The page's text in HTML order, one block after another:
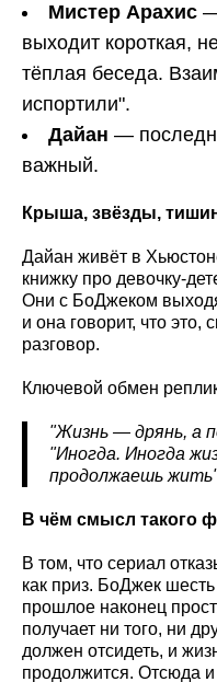
Мистер Арахис
выходит короткая,
тёплая беседа.
испортили".
Дайан —
важный.
Крыша, звёзды,
Дайан живёт в
книжку про девочку-
Они с БоДжеком
и она говорит, что это,
разговор.
Ключевой обмен
"Жизнь — дрянь, а
"Иногда. Иногда
продолжаешь
В чём смысл такого
В том, что сериал
как приз. БоДжек
прошлое наконец
получает ни того, ни
должен отсидеть, и
продолжится. Отсюда